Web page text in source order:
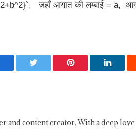
जहाँ आयात की लम्बाई = a,
Twitter Pinterest
and content creator. With a deep